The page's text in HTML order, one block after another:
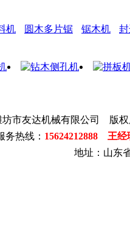
机 圆木多片锯 锯木机
坊市友达机械有限公司 版
务热线： 15624212888 王
地址：山东